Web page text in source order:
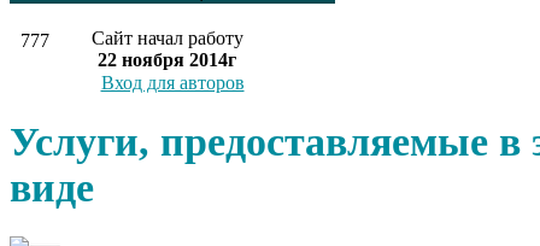
777
Сайт начал работу
22 ноября 2014г
Вход для авторов
Услуги, предоставляемые в
виде